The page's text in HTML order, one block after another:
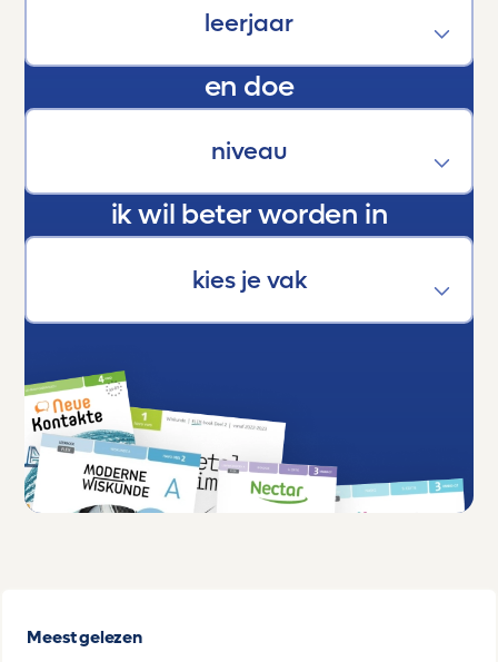
kracht die hen helpt groeien, bloeien en boven
En als trotse ouder kan ik maar één ding
en doe
ik wil beter worden in
Meest gelezen